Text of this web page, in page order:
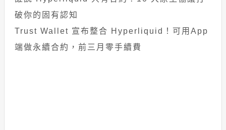
破你的固有認知
Trust Wallet 宣布整合 Hyperliquid！可用App
端做永續合約，前三月零手續費